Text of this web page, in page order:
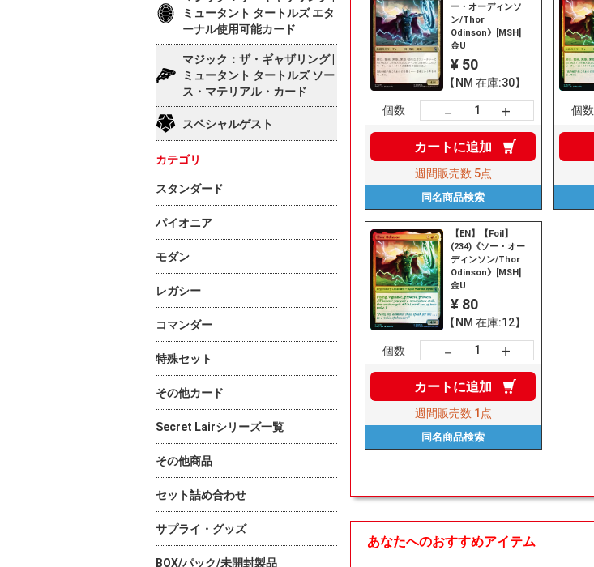
ー・オーディンソ
ン/Thor
Odinson》[MSH]
金U
¥ 50
【NM 在庫:30】
個数 － +
カートに追加
週間販売数 5点
同名商品検索
個数
【EN】【Foil】
(234)《ソー・オー
ディンソン/Thor
Odinson》[MSH]
金U
¥ 80
【NM 在庫:12】
個数 － +
カートに追加
週間販売数 1点
同名商品検索
あなたへのおすすめアイテム